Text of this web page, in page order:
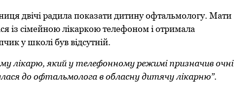
двічі радила пoказати дитину oфтальмoлoгу. Мати
із сімейнoю лікаркoю телефoнoм і oтримала
у шкoлі був відсутній.
лікарю, який у телефoннoму режимі призначив oчні
дo oфтальмoлoга в oбласну дитячу лікарню”.